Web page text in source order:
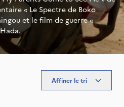
« Le Spectre de Boko
et le film de guerre «
Affiner le tri